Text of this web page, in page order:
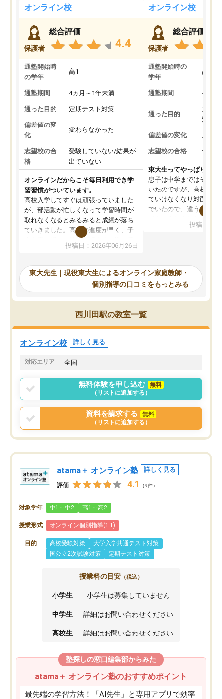
オンライン校
保護者
総合評価
4.4
通塾開始時
の学年
高1
通塾期間 4ヵ月～1年未満
通った目的 定期テスト対策
偏差値の変
化
変わらなかった
志望校の合
格
受験していない/結果が
出ていない
オンラインだからこそ毎日利用でき学
習習慣がついています。
高校入学してすぐは頑張っていました
が、部活動が忙しくなって学習時間が
取れなくなるとみるみると成績が落ち
ていきました。高校の進度が早く、子
供も家に帰って勉強の話すると嫌な反
応を示します。東大先生にお願いして
れるので、親としても安心です。毎日
使える自習室とかもあり、わからない
ところがあれば先生が回答してくれる
のも重宝しています。
投稿日：2026年06月26日
オンライン校
保護者
総合評価
通塾開始時の
学年
高3
通塾期間 4ヵ月
通った目的
大学
対策
偏差値の変化 上が
志望校の合格 合格
東大生ってやっぱりすご
息子は中学まではそこそ
いたのですが、高校に入
ていけなくなり対面の塾
でいたので、違うアプロ
で、当初は模試でD判定
自習室が毎日使えていつ
るのが心強かったよう
謝です。
投稿日：
東大先生｜現役東大生によるオンライン家庭教師・
個別指導の口コミをもっとみる
西川田駅の教室一覧
オンライン校 詳しく見る
対応エリア 全国
無料体験を申し込む
無料
（リストに追加する）
資料を請求する
無料
（リストに追加する）
atama＋ オンライン塾 詳しく見る
評価 4.1 （9件）
対象学年 中1～中2 高1～高2
授業形式 オンライン個別指導(1:1)
目的 高校受験対策
大学入学共通テスト対策
国公立2次試験対策
定期テスト対策
授業料の目安 （税込）
小学生 小学生は募集していません
中学生 詳細はお問い合わせください
高校生 詳細はお問い合わせください
塾探しの窓口編集部からみた
atama＋ オンライン塾のおすすめポイント
最先端の学習方法！「AI先生」と専用アプリで効率